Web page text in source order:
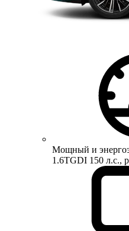
Мощный и
1.6TGDI 150 л.с.,